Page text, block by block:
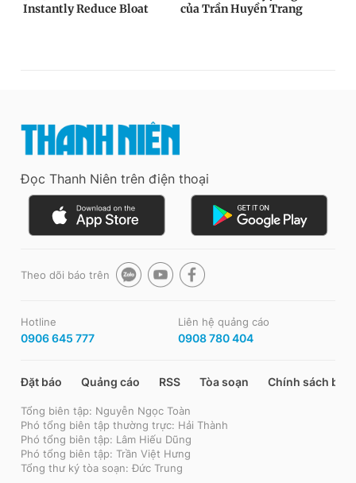
Đọc Thanh Niên trên điện thoại
Theo dõi báo trên
Hotline
0906 645 777
Liên hệ quảng cáo
0908 780 404
Đặt báo Quảng cáo RSS Tòa soạn Chính sách bảo
Tổng biên tập: Nguyễn Ngọc Toàn
Phó tổng biên tập thường trực: Hải Thành
Phó tổng biên tập: Lâm Hiếu Dũng
Phó tổng biên tập: Trần Việt Hưng
Tổng thư ký tòa soạn: Đức Trung